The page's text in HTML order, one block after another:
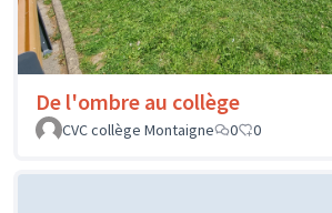
De l'ombre au collège
CVC collège Montaigne
0 0